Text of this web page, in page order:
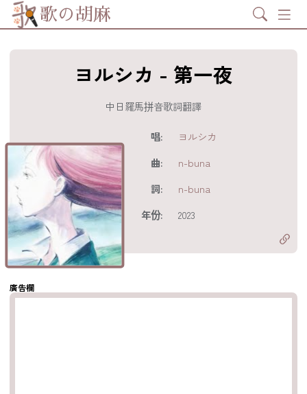
歌の胡麻 Search
ヨルシカ - 第一夜
中日羅馬拼音歌詞翻譯
唱:
ヨルシカ
曲:
n-buna
詞:
n-buna
年份:
2023
分享至
享至 X
分享至
製鏈結
廣告欄